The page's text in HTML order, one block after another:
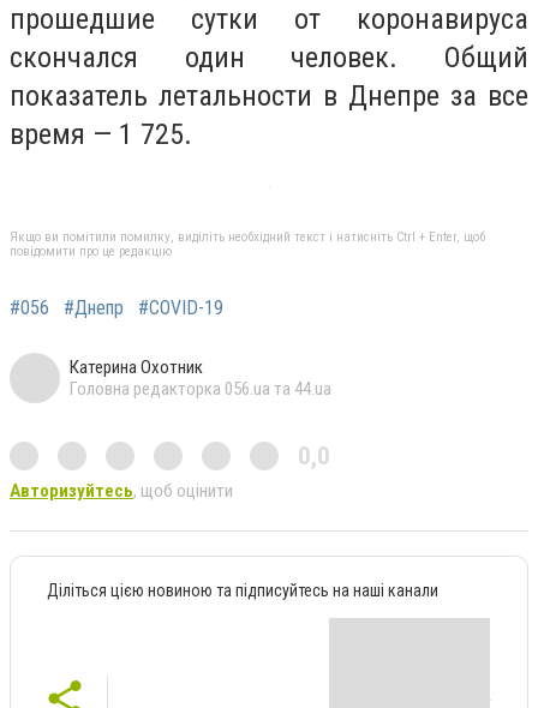
прошедшие сутки от коронавируса
скончался один человек. Общий
показатель летальности в Днепре за все
время — 1 725.
Якщо ви помітили помилку, виділіть необхідний текст і натисніть Ctrl + Enter, щоб
повідомити про це редакцію
#056 #Днепр #COVID-19
Катерина Охотник
Головна редакторка 056.ua та 44.ua
0,0
Авторизуйтесь, щоб оцінити
Діліться цією новиною та підписуйтесь на наші канали